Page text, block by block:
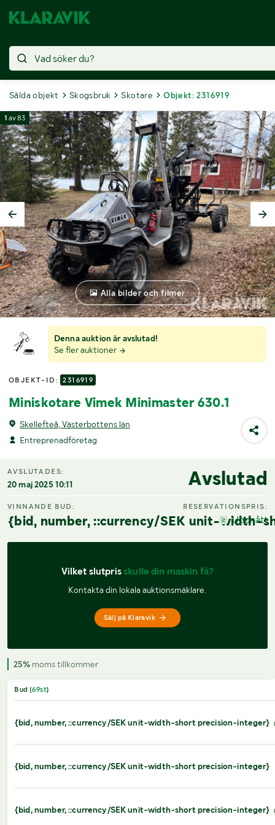
Sålda objekt Skogsbruk Skotare Objekt: 2316919
Denna auktion är avslutad!
Se fler auktioner
OBJEKT-ID: 2316919
Miniskotare Vimek Minimaster 630.1
Skellefteå, Västerbottens län
Entreprenadföretag
1 av83
Alla bilder och filmer
AVSLUTADES:
20 maj 2025 10:11 Avslutad
VINNANDE BUD:
{bid, number, ::currency/SEK unit-width-
RESERVATIONSPRIS:
Uppnått
Vilket slutpris skulle din maskin få?
Kontakta din lokala auktionsmäklare.
Sälj på Klaravik
25% moms tillkommer
Bud (69st)
{bid, number, ::currency/SEK unit-width-short precision-integer}
{bid, number, ::currency/SEK unit-width-short precision-integer}
{bid, number, ::currency/SEK unit-width-short precision-integer}